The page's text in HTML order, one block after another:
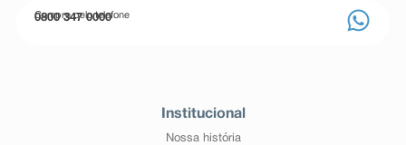
Compre pelo telefone
0800 347 0000
Institucional
Nossa história